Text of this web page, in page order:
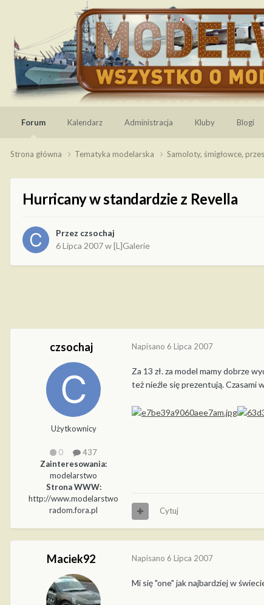
Forum Kalendarz Administracja Kluby Blogi
Strona główna Tematyka modelarska Samoloty, śmigłowce,
Hurricany w standardzie z Revella
Przez czsochaj
6 Lipca 2007w[L]Galerie
czsochaj
Użytkownicy
0
437
Zainteresowania:
modelarstwo
Strona WWW:
http://www.modelarstwo
radom.fora.pl
Napisano 6 Lipca 2007
Za 13 zł. za model mamy dobrze
też nieźle się prezentują. Czasami
Cytuj
Maciek92 Napisano 6 Lipca 2007
Mi się "one" jak najbardziej w